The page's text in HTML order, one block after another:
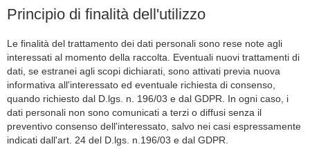
Principio di finalità dell'utilizzo
Le finalità del trattamento dei dati personali sono rese note agli
interessati al momento della raccolta. Eventuali nuovi trattamenti di
dati, se estranei agli scopi dichiarati, sono attivati previa nuova
informativa all'interessato ed eventuale richiesta di consenso,
quando richiesto dal D.lgs. n. 196/03 e dal GDPR. In ogni caso, i
dati personali non sono comunicati a terzi o diffusi senza il
preventivo consenso dell'interessato, salvo nei casi espressamente
indicati dall'art. 24 del D.lgs. n.196/03 e dal GDPR.